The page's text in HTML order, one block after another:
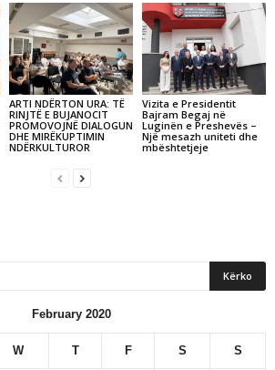
ARTI NDËRTON URA: TË
RINJTË E BUJANOCIT
PROMOVOJNË DIALOGUN
DHE MIRËKUPTIMIN
NDËRKULTUROR
Vizita e Presidentit
Bajram Begaj në
Luginën e Preshevës –
Një mesazh uniteti dhe
mbështetjeje
February 2020
W T F S S